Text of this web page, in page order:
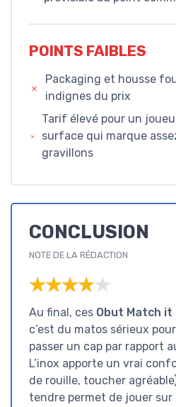
POINTS FAIBLES
Packaging et housse
indignes du prix
Tarif élevé pour un
surface qui marque
gravillons
CONCLUSION
NOTE DE LA RÉDACTION
★★★★★
★★★★★
Au final, ces Obut Match it
c’est du matos sérieux
passer un cap par rapport
L’inox apporte un vrai
de rouille, toucher
tendre permet de jouer sur